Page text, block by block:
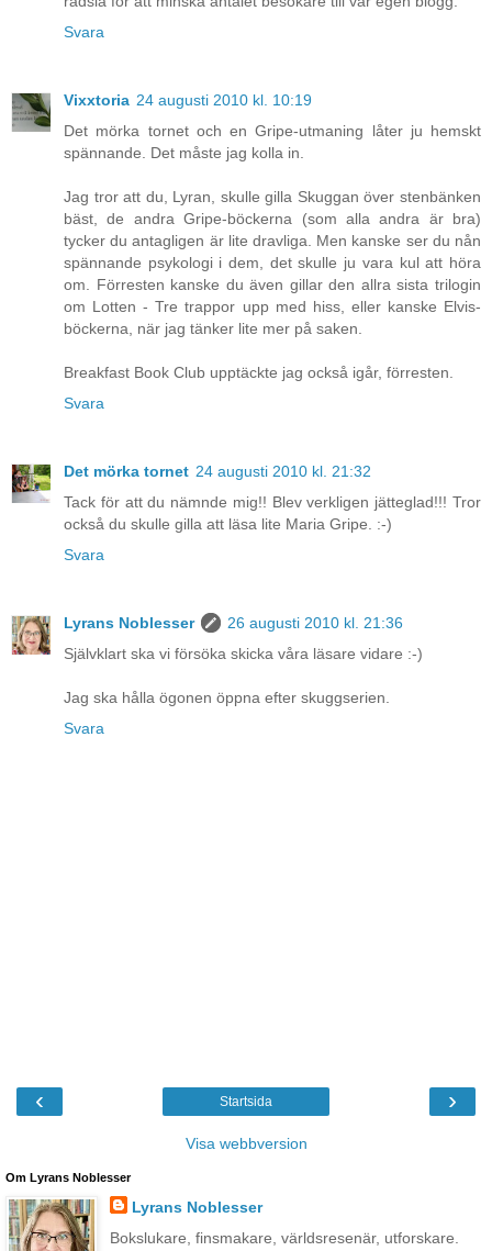
Svara
Vixxtoria 24 augusti 2010 kl. 10:19
Det mörka tornet och en Gripe-utmaning låter ju hemskt
spännande. Det måste jag kolla in.
Jag tror att du, Lyran, skulle gilla Skuggan över stenbänken
bäst, de andra Gripe-böckerna (som alla andra är bra)
tycker du antagligen är lite dravliga. Men kanske ser du nån
spännande psykologi i dem, det skulle ju vara kul att höra
om. Förresten kanske du även gillar den allra sista trilogin
om Lotten - Tre trappor upp med hiss, eller kanske Elvis-
böckerna, när jag tänker lite mer på saken.
Breakfast Book Club upptäckte jag också igår, förresten.
Svara
Det mörka tornet 24 augusti 2010 kl. 21:32
Tack för att du nämnde mig!! Blev verkligen jätteglad!!! Tror
också du skulle gilla att läsa lite Maria Gripe. :-)
Svara
Lyrans Noblesser
26 augusti 2010 kl. 21:36
Självklart ska vi försöka skicka våra läsare vidare :-)
Jag ska hålla ögonen öppna efter skuggserien.
Svara
‹ ›
Startsida
Visa webbversion
Om Lyrans Noblesser
Lyrans Noblesser
Bokslukare, finsmakare, världsresenär, utforskare.